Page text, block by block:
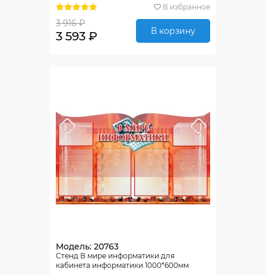
В избранное
3 916 ₽
3 593 ₽ В корзину
Модель: 20763
Стенд В мире информатики для
кабинета информатики 1000*600мм